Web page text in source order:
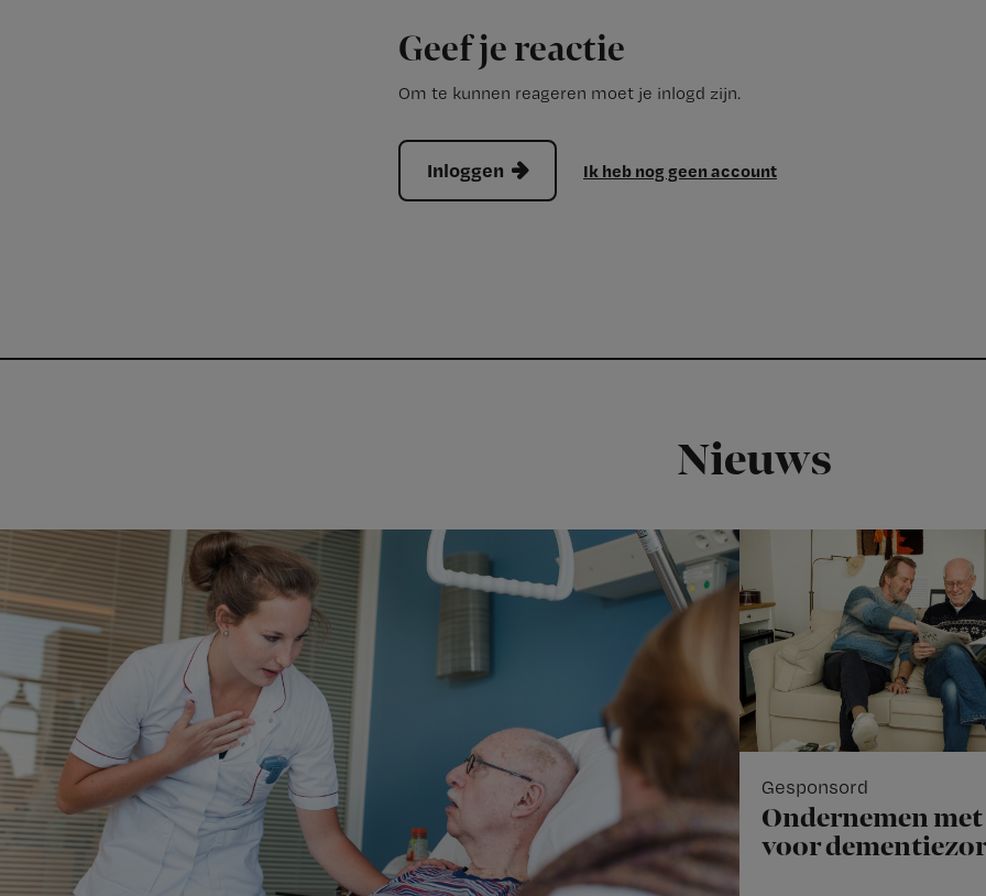
Geef je reactie
Om te kunnen reageren moet je inlogd zijn.
Inloggen Ik heb nog geen account
Nieuws
Gesponsord
Ondernemen
voor